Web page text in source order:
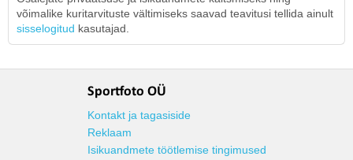
võimalike kuritarvituste vältimiseks saavad teavitusi tellida ainult
sisselogitud kasutajad.
Sportfoto OÜ
Kontakt ja tagasiside
Reklaam
Isikuandmete töötlemise tingimused